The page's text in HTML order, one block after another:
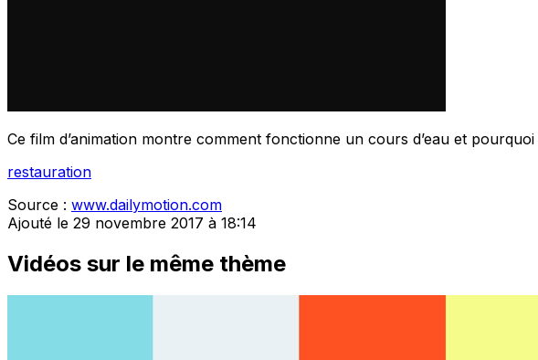
Ce film d’animation montre comment fonctionne un cours d’eau et
restauration
Source : www.dailymotion.com
Ajouté le 29 novembre 2017 à 18:14
Vidéos sur le même thème